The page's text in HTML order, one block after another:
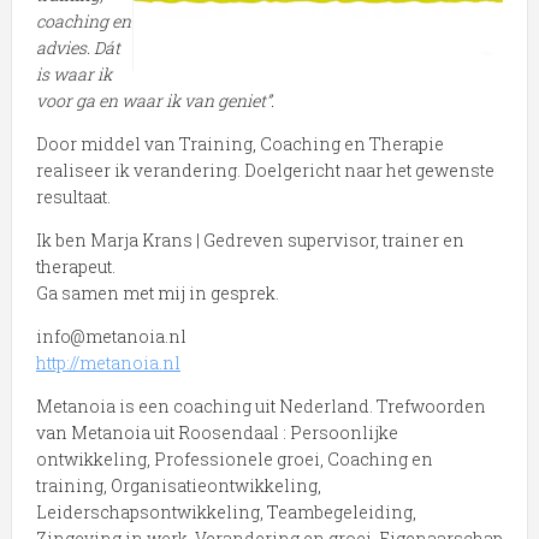
coaching en
advies. Dát
is waar ik
voor ga en waar ik van geniet”.
Door middel van Training, Coaching en Therapie
realiseer ik verandering. Doelgericht naar het gewenste
resultaat.
Ik ben Marja Krans | Gedreven supervisor, trainer en
therapeut.
Ga samen met mij in gesprek.
info@metanoia.nl
http://metanoia.nl
Metanoia is een coaching uit Nederland. Trefwoorden
van Metanoia uit Roosendaal : Persoonlijke
ontwikkeling, Professionele groei, Coaching en
training, Organisatieontwikkeling,
Leiderschapsontwikkeling, Teambegeleiding,